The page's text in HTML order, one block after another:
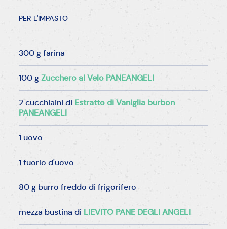
PER L'IMPASTO
300 g farina
100 gZucchero al Velo PANEANGELI
2 cucchiaini di Estratto di Vaniglia burbon
PANEANGELI
1 uovo
1 tuorlo d'uovo
80 g burro freddo di frigorifero
mezza bustina di LIEVITO PANE DEGLI ANGELI